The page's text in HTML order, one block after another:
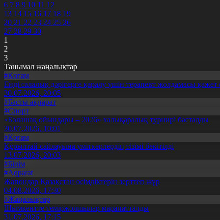
6 7 8 9 10 11 12
13 14 15 16 17 18 19
20 21 22 23 24 25 26
27 28 29 30
1
2
3
Танымал жаңалықтар
#Қоғам
Енді салалық дәрігерге қаралу үшін терапевт жолдамасы қажет
30.07.2026, 20:05
#Басты ақпарат
#Спорт
«Болашақ ойындары – 2026» халықаралық турнирі басталды
30.07.2026, 10:01
#Қоғам
Құрылтай сайлауына үміткерлердің тізімі бекітілді
13.07.2026, 20:03
#Білім
#Aqparat
Жапондар Қазақстан өсімдіктерін зерттеп жүр
04.08.2026, 17:30
#Жаңалықтар
Шымкентте теміржолшылар марапатталды
31.07.2026, 17:15